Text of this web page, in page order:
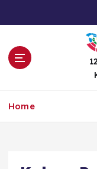
Home